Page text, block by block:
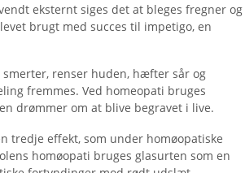
eksternt siges det at bleges fregner og
brugt med succes til impetigo, en
renser huden, hæfter sår og
fremmes. Ved homeopati bruges
drømmer om at blive begravet i live.
tredje effekt, som under homøopatiske
homøopati bruges glasurten som en